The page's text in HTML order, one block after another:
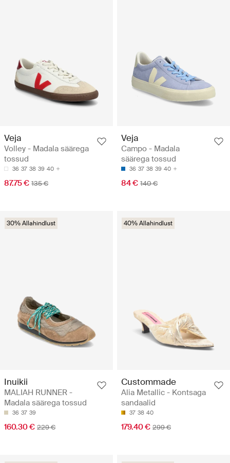
Veja
Volley - Madala säärega
tossud
36 37 38 39 40
87.75 € 135 €
Veja
Campo - Madala
säärega tossud
36 37 38 39 40
84 € 140 €
30% Allahindlust
Inuikii
MALIAH RUNNER -
Madala säärega tossud
36 37 39
160.30 € 229 €
40% Allahindlust
Custommade
Alia Metallic - Kontsaga
sandaalid
37 38 40
179.40 € 299 €